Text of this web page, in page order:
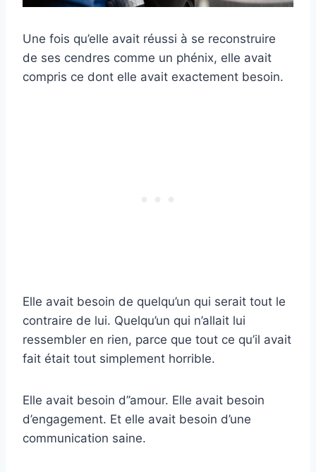
Une fois qu’elle avait réussi à se reconstruire
de ses cendres comme un phénix, elle avait
compris ce dont elle avait exactement besoin.
Elle avait besoin de quelqu’un qui serait tout le
contraire de lui. Quelqu’un qui n’allait lui
ressembler en rien, parce que tout ce qu’il avait
fait était tout simplement horrible.
Elle avait besoin d’’amour. Elle avait besoin
d’engagement. Et elle avait besoin d’une
communication saine.